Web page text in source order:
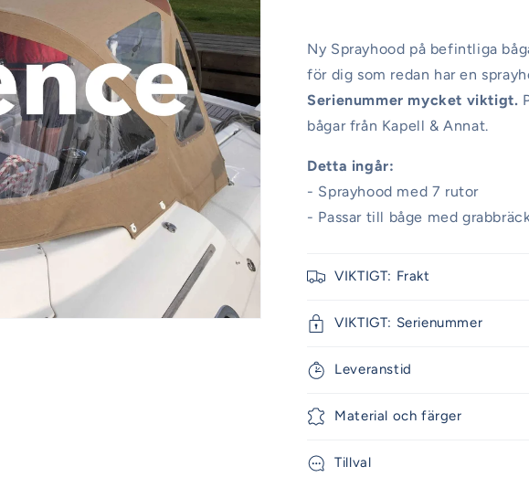
Ny Sprayhood på befintliga
för dig som redan har en
Serienummer mycket viktigt.
bågar från Kapell & Annat.
Detta ingår:
- Sprayhood med 7 rutor
- Passar till båge med
VIKTIGT: Frakt
VIKTIGT: Serienummer
Leveranstid
Material och färger
Tillval